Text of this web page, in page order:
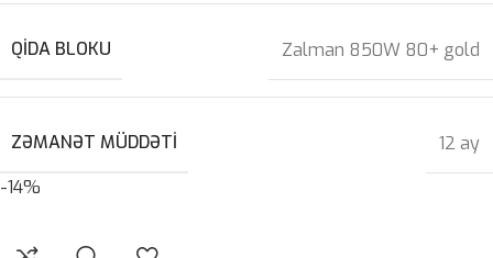
QIDA BLOKU Zalman 850W 80+ gold
ZƏMANƏT MÜDDƏTI
12 ay
-14%